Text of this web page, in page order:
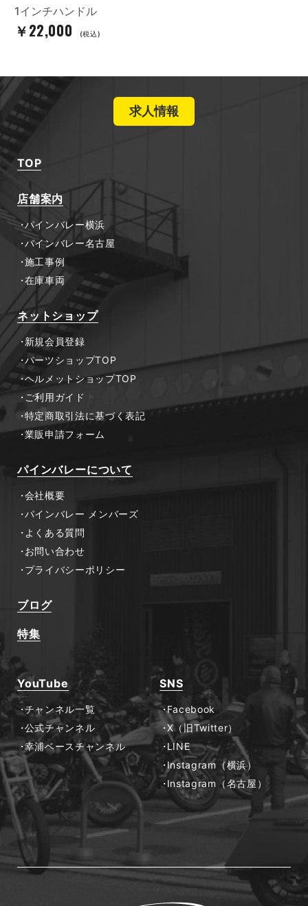
1インチハンドル
￥22,000 (税込)
求人情報
TOP
店舗案内
パインバレー横浜
パインバレー名古屋
施工事例
在庫車両
ネットショップ
新規会員登録
パーツショップTOP
ヘルメットショップTOP
ご利用ガイド
特定商取引法に基づく表記
業販申請フォーム
パインバレーについて
会社概要
パインバレー メンバーズ
よくある質問
お問い合わせ
プライバシーポリシー
ブログ
特集
YouTube
チャンネル一覧
公式チャンネル
幸浦ベースチャンネル
SNS
Facebook
X（旧Twitter）
LINE
Instagram（横浜）
Instagram（名古屋）